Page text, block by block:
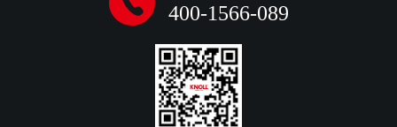
400-1566-089